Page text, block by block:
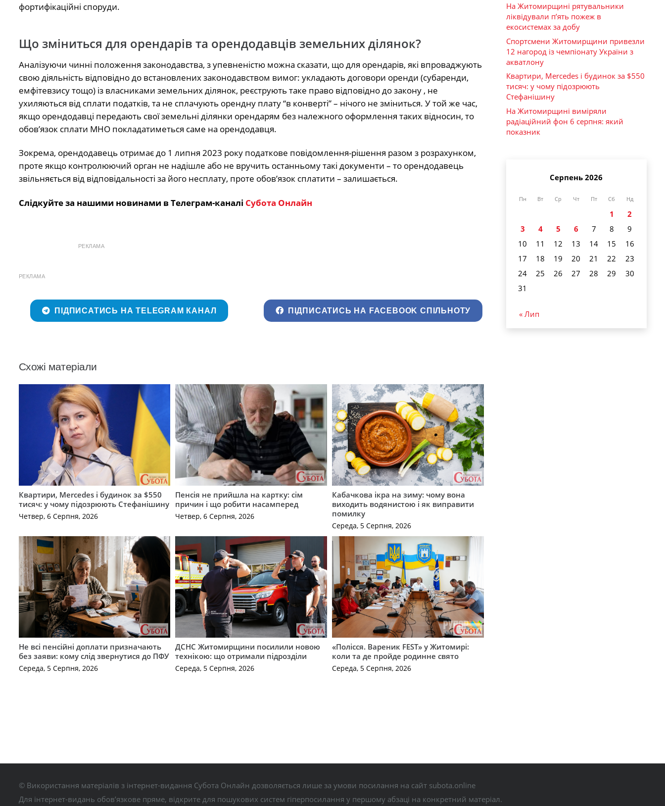
фортифікаційні споруди.
Що зміниться для орендарів та орендодавців земельних ділянок?
Аналізуючи чинні положення законодавства, з упевненістю можна сказати, що для орендарів, які впроваджують
свою діяльність відповідно до встановлених законодавством вимог: укладають договори оренди (субаренди,
емфітевзису тощо) із власниками земельних ділянок, реєструють таке право відповідно до закону , не
ухиляються від сплати податків, та не сплачують орендну плату “в конверті” – нічого не зміниться. У той же час,
якщо орендодавці передають свої земельні ділянки орендарям без належного оформлення таких відносин, то
обов’язок сплати МНО покладатиметься саме на орендодавця.
Зокрема, орендодавець отримає до 1 липня 2023 року податкове повідомлення-рішення разом з розрахунком,
проте якщо контролюючий орган не надішле або не вручить останньому такі документи – то орендодавець
звільняється від відповідальності за його несплату, проте обов’язок сплатити – залишається.
Слідкуйте за нашими новинами в Телеграм-каналі Субота Онлайн
РЕКЛАМА
РЕКЛАМА
ПІДПИСАТИСЬ НА TELEGRAM КАНАЛ ПІДПИСАТИСЬ НА FACEBOOK СПІЛЬНОТУ
Схожі матеріали
Квартири, Mercedes і будинок за $550
тисяч: у чому підозрюють Стефанішину
Четвер, 6 Серпня, 2026
Пенсія не прийшла на картку: сім
причин і що робити насамперед
Четвер, 6 Серпня, 2026
Кабачкова ікра на зиму: чому вона
виходить водянистою і як виправити
помилку
Середа, 5 Серпня, 2026
Не всі пенсійні доплати призначають
без заяви: кому слід звернутися до ПФУ
Середа, 5 Серпня, 2026
ДСНС Житомирщини посилили новою
технікою: що отримали підрозділи
Середа, 5 Серпня, 2026
«Полісся. Вареник FEST» у Житомирі:
коли та де пройде родинне свято
Середа, 5 Серпня, 2026
На Житомирщині рятувальники
ліквідували п’ять пожеж в
екосистемах за добу
Спортсмени Житомирщини привезли
12 нагород із чемпіонату України з
акватлону
Квартири, Mercedes і будинок за $550
тисяч: у чому підозрюють
Стефанішину
На Житомирщині виміряли
радіаційний фон 6 серпня: який
показник
Серпень 2026
Пн Вт Ср Чт Пт Сб Нд
1
2
3
4 5 6 7 8
9
10
11 12 13 14 15
16
17
18 19 20 21 22
23
24
25 26 27 28 29
30
31
« Лип
© Використання матеріалів з інтернет-видання Субота Онлайн дозволяється лише за умови посилання на сайт subota.online
Для інтернет-видань обов’язкове пряме, відкрите для пошукових систем гіперпосилання у першому абзаці на конкретний матеріал.